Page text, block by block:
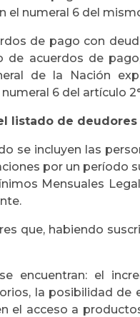
el numeral 6 del
de pago con
acuerdos de
de la Nación
6 del artículo
listado de deudores
se incluyen las
por un período
Mensuales
que, habiendo
encuentran: el
la posibilidad de
el acceso a